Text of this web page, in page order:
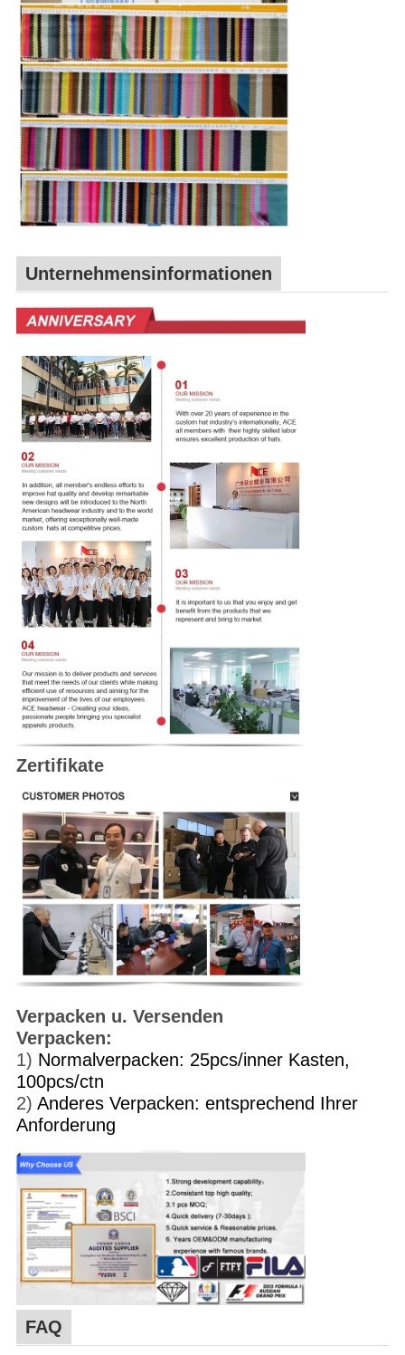
Unternehmensinformationen
Zertifikate
Verpacken u. Versenden
Verpacken:
1) Normalverpacken: 25pcs/inner Kasten,
100pcs/ctn
2) Anderes Verpacken: entsprechend Ihrer
Anforderung
FAQ